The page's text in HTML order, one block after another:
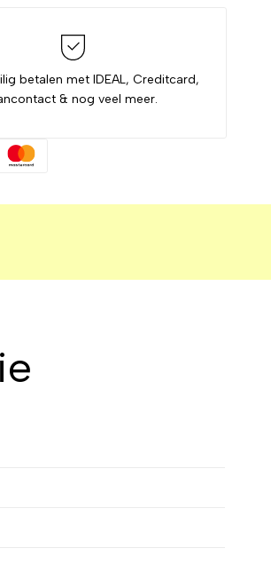
betalen met IDEAL, Creditcard,
& nog veel meer.